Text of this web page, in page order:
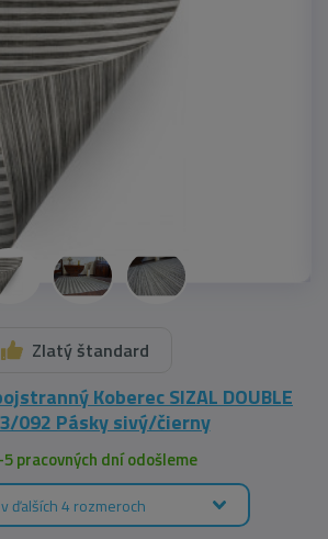
Zlatý štandard
Koberec SIZAL DOUBLE
092 Pásky sivý/čierny
5 pracovných dní odošleme
ďalších 4 rozmeroch